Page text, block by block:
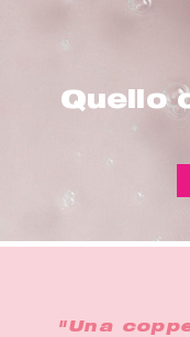
Quello
"Una